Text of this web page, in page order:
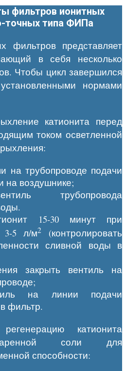
фильтров ионитных
точных типа ФИПа
фильтров представляет
в себя несколько
Чтобы цикл завершился
нормами
катионита перед
током осветленной
на трубопроводе подачи
на воздушнике;
трубопровода
15-30 минут при
3-5 л/м2
(контролировать
сливной воды в
закрыть вентиль на
на линии подачи
фильтр.
катионита
соли для
способности: